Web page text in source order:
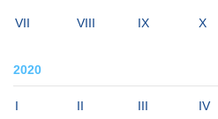
VII VIII IX X
2020
I II III IV